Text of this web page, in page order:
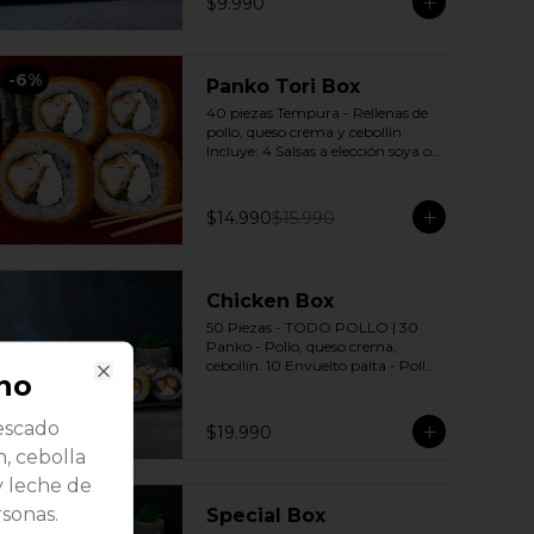
-6% Panko Tori Box
40 piezas Tempura - Rellenas de
pollo, queso crema y cebollín
Incluye: 4 Salsas a elección soya o
$14.990$15.990
Chicken Box
50 Piezas - TODO POLLO | 30
Panko - Pollo, queso crema,
cebollín. 10 Envuelto palta - Pollo,
cebollín. Incluye: 5 Salsas a elección
soya o agridulce Bless + 3 palitos
$19.990
Special Box
cebolla
leche de
Close